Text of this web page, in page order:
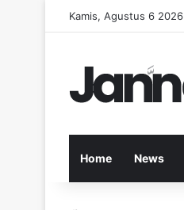
Kamis, Agustus 6 2026
Home News